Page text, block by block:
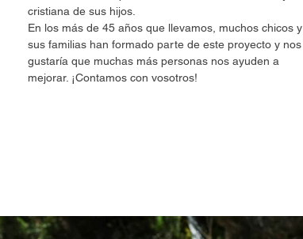
cristiana de sus hijos.
En los más de 45 años que llevamos, muchos chicos y
sus familias han formado parte de este proyecto y nos
gustaría que muchas más personas nos ayuden a
mejorar. ¡Contamos con vosotros!